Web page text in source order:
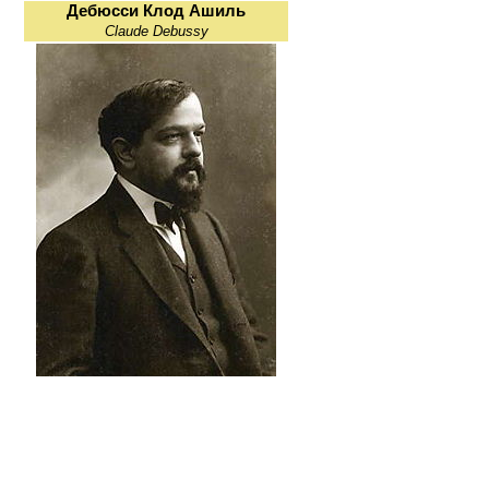
Дебюсси Клод Ашиль
Claude Debussy